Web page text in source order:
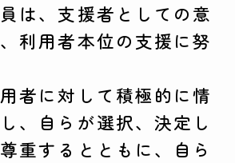
は、支援者としての意
利用者本位の支援に努
者に対して積極的に情
、自らが選択、決定し
重するとともに、自ら